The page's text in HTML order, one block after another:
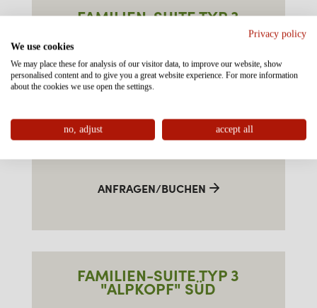
FAMILIEN-SUITE TYP 3
ca. 55m²
€
ANFRAGEN/BUCHEN
FAMILIEN-SUITE TYP 3
"ALPKOPF" SÜD
Privacy policy
We use cookies
We may place these for analysis of our visitor data, to improve our website, show
personalised content and to give you a great website experience. For more information
about the cookies we use open the settings.
no, adjust accept all